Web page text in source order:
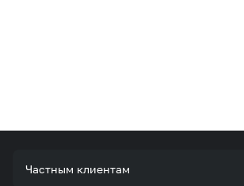
Частным клиентам